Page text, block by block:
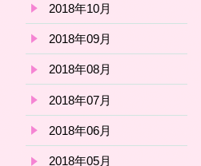
2018年10月
2018年09月
2018年08月
2018年07月
2018年06月
2018年05月